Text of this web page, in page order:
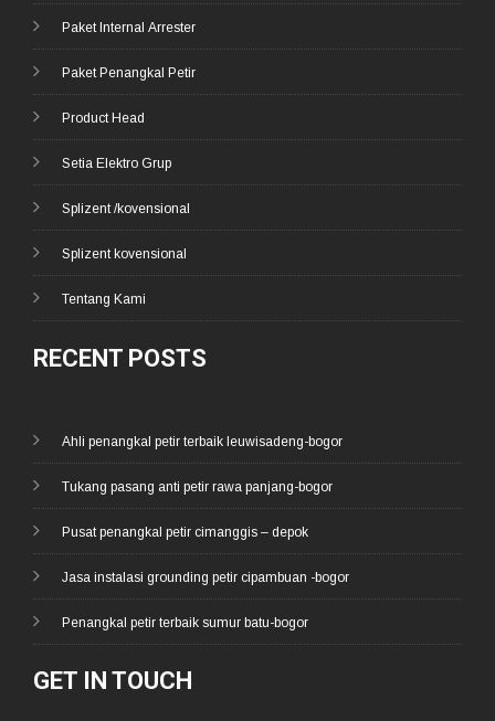
Paket Internal Arrester
Paket Penangkal Petir
Product Head
Setia Elektro Grup
Splizent /kovensional
Splizent kovensional
Tentang Kami
RECENT POSTS
Ahli penangkal petir terbaik leuwisadeng-bogor
Tukang pasang anti petir rawa panjang-bogor
Pusat penangkal petir cimanggis – depok
Jasa instalasi grounding petir cipambuan -bogor
Penangkal petir terbaik sumur batu-bogor
GET IN TOUCH